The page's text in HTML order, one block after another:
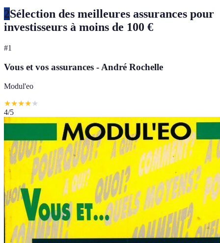
2Sélection des meilleures assurances pour
investisseurs à moins de 100 €
#1
Vous et vos assurances - André Rochelle
Modul'eo
★★★★★
4/5